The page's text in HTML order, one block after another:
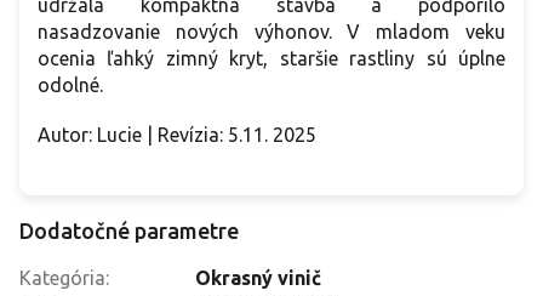
nasadzovanie nových výhonov. V mladom veku
ocenia ľahký zimný kryt, staršie rastliny sú úplne
odolné.
Autor: Lucie | Revízia: 5.11. 2025
Dodatočné parametre
Kategória:
Okrasný vinič